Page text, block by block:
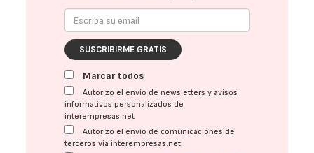
SUSCRIBIRME GRATIS
Marcar todos
Autorizo el envío de newsletters y avisos
informativos personalizados de
interempresas.net
Autorizo el envío de comunicaciones de
terceros vía interempresas.net